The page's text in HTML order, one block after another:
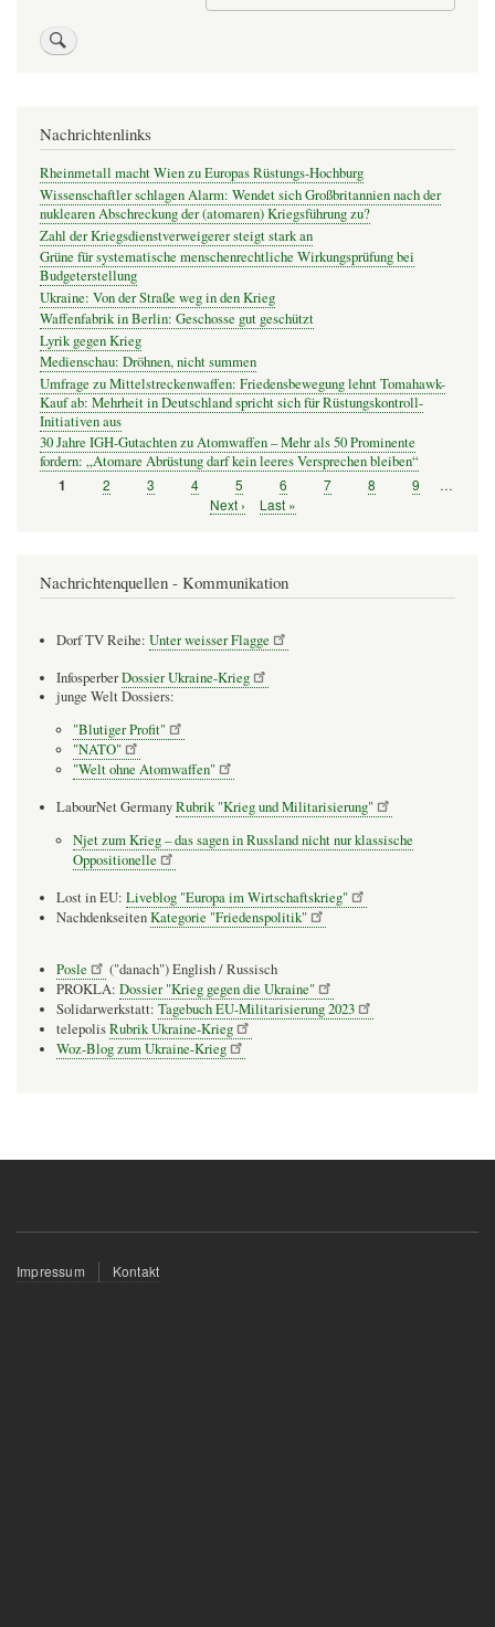
Nachrichtenlinks
Rheinmetall macht Wien zu Europas Rüstungs-Hochburg
Wissenschaftler schlagen Alarm: Wendet sich Großbritannien nach der
nuklearen Abschreckung der (atomaren) Kriegsführung zu?
Zahl der Kriegsdienstverweigerer steigt stark an
Grüne für systematische menschenrechtliche Wirkungsprüfung bei
Budgeterstellung
Ukraine: Von der Straße weg in den Krieg
Waffenfabrik in Berlin: Geschosse gut geschützt
Lyrik gegen Krieg
Medienschau: Dröhnen, nicht summen
Umfrage zu Mittelstreckenwaffen: Friedensbewegung lehnt Tomahawk-
Kauf ab: Mehrheit in Deutschland spricht sich für Rüstungskontroll-
Initiativen aus
30 Jahre IGH-Gutachten zu Atomwaffen – Mehr als 50 Prominente
fordern: „Atomare Abrüstung darf kein leeres Versprechen bleiben“
Seitennummerierung
Seite
1 Seite
2 Seite
3 Seite
4 Seite
5 Seite
6 Seite
7 Seite
8 Seite
9
…
Nächste
Next ›
Letzte
Last »
Nachrichtenquellen - Kommunikation
Dorf TV Reihe: Unter weisser Flagge
InfosperberDossier Ukraine-Krieg
junge Welt Dossiers:
"Blutiger Profit"
"NATO"
"Welt ohne Atomwaffen"
LabourNet GermanyRubrik "Krieg und Militarisierung"
Njet zum Krieg – das sagen in Russland nicht nur klassische
Oppositionelle
Lost in EU: Liveblog "Europa im Wirtschaftskrieg"
NachdenkseitenKategorie "Friedenspolitik"
Posle
("danach") English / Russisch
PROKLA: Dossier "Krieg gegen die Ukraine"
Solidarwerkstatt: Tagebuch EU-Militarisierung 2023
telepolisRubrik Ukraine-Krieg
Woz-Blog zum Ukraine-Krieg
Fußzeilenmenü
Impressum Kontakt